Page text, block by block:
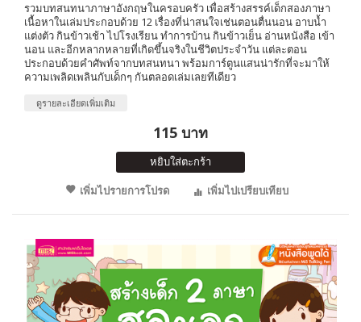
รวมบทสนทนาภาษาอังกฤษในครอบครัว เพื่อสร้างสรรค์เด็กสองภาษา
เนื้อหาในเล่มประกอบด้วย 12 เรื่องที่น่าสนใจเช่นตอนตื่นนอน อาบน้ำ
แต่งตัว กินข้าวเช้า ไปโรงเรียน ทำการบ้าน กินข้าวเย็น อ่านหนังสือ เข้า
นอน และอีกหลากหลายที่เกิดขึ้นจริงในชีวิตประจำวัน แต่ละตอน
ประกอบด้วยคำศัพท์จากบทสนทนา พร้อมการ์ตูนแสนน่ารักที่จะมาให้
ความเพลิดเพลินกับเด็กๆ กันตลอดเล่มเลยทีเดียว
ดูรายละเอียดเพิ่มเติม
115 บาท
หยิบใส่ตะกร้า
เพิ่มไปรายการโปรด
เพิ่มไปเปรียบเทียบ